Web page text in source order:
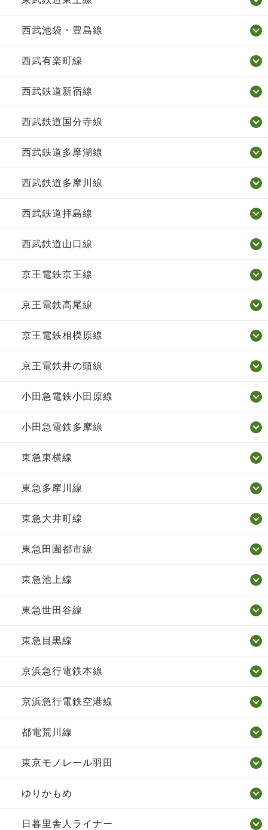
西武池袋・豊島線
西武有楽町線
西武鉄道新宿線
西武鉄道国分寺線
西武鉄道多摩湖線
西武鉄道多摩川線
西武鉄道拝島線
西武鉄道山口線
京王電鉄京王線
京王電鉄高尾線
京王電鉄相模原線
京王電鉄井の頭線
小田急電鉄小田原線
小田急電鉄多摩線
東急東横線
東急多摩川線
東急大井町線
東急田園都市線
東急池上線
東急世田谷線
東急目黒線
京浜急行電鉄本線
京浜急行電鉄空港線
都電荒川線
東京モノレール羽田
ゆりかもめ
日暮里舎人ライナー